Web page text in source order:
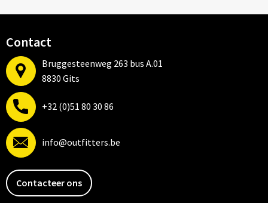
Contact
Bruggesteenweg 263 bus A.01
8830 Gits
+32 (0)51 80 30 86
info@outfitters.be
Contacteer ons